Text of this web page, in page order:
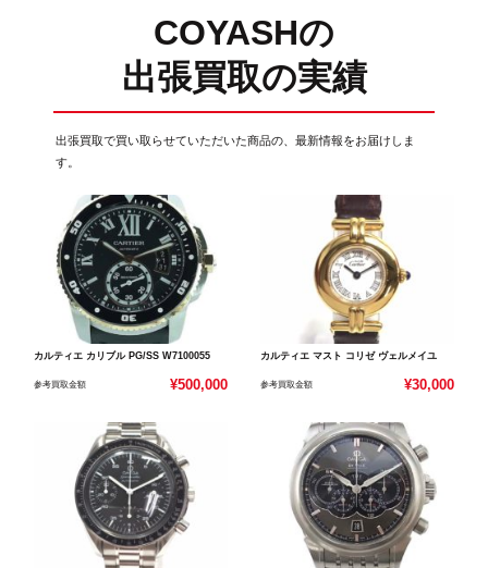
COYASHの
出張買取の実績
出張買取で買い取らせていただいた商品の、最新情報をお届けしま
す。
カルティエ カリブル PG/SS W7100055
参考買取金額 ¥500,000
カルティエ マスト コリゼ ヴェルメイユ
参考買取金額 ¥30,000